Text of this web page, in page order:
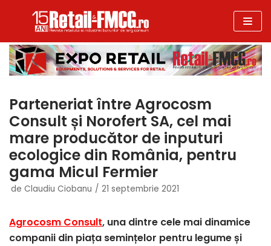
la
conținut
Parteneriat între Agrocosm
Consult și Norofert SA, cel mai
mare producător de inputuri
ecologice din România, pentru
gama Micul Fermier
de Claudiu Ciobanu 21 septembrie 2021
Agrocosm Consult, una dintre cele mai dinamice
companii din piața semințelor pentru legume și